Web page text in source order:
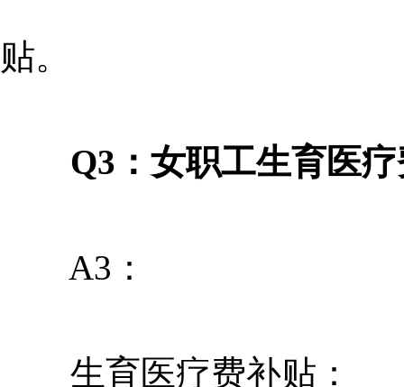
贴。
Q3：女职工生育医疗
A3：
生育医疗费补贴：